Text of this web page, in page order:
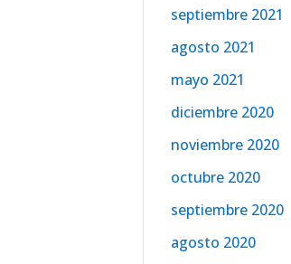
septiembre 2021
agosto 2021
mayo 2021
diciembre 2020
noviembre 2020
octubre 2020
septiembre 2020
agosto 2020